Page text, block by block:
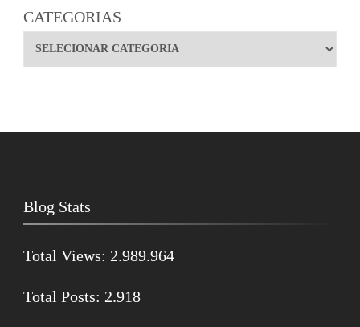
CATEGORIAS
Blog Stats
Total Views: 2.989.964
Total Posts: 2.918